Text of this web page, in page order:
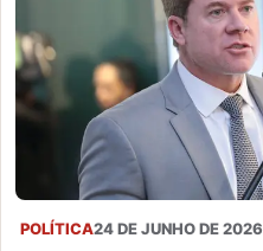
POLÍTICA24 DE JUNHO DE 2026